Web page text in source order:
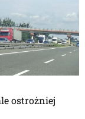
ostrożniej